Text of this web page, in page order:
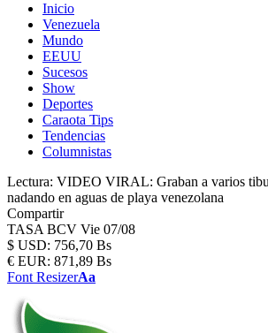
Inicio
Venezuela
Mundo
EEUU
Sucesos
Show
Deportes
Caraota Tips
Tendencias
Columnistas
Lectura: VIDEO VIRAL: Graban a varios
nadando en aguas de playa venezolana
Compartir
TASA BCV Vie 07/08
$ USD: 756,70 Bs
€ EUR: 871,89 Bs
Font ResizerAa